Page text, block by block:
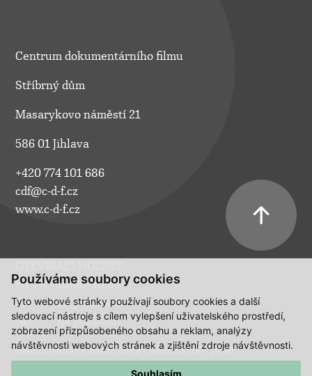
Používáme soubory cookies
Tyto webové stránky používají soubory cookies a další
sledovací nástroje s cílem vylepšení uživatelského prostředí,
zobrazení přizpůsobeného obsahu a reklam, analýzy
návštěvnosti webových stránek a zjištění zdroje návštěvnosti.
Souhlasím
Centrum dokumentárního filmu
Stříbrný dům
Masarykovo náměstí 21
586 01 Jihlava
+420 774 101 686
cdf@c-d-f.cz
www.c-d-f.cz
Po–Pá:
10.00–18.00
So:
na požádání
Ne:
na požádání
Polední pauza ve všední dny a v sobotu 13:00 - 14:00.